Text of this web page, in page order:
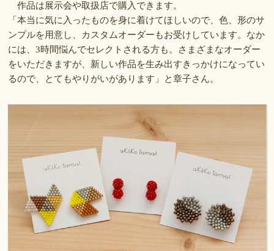
作品は展示会や取扱店で購入できます。
「本当に気に入ったものを身に着けてほしいので、色、形のサ
ンプルを用意し、カスタムオーダーもお受けしています。なか
には、3時間悩んでセレクトされる方も。さまざまなオーダー
をいただきますが、新しい作品を生み出すきっかけになってい
るので、とてもやりがいがあります」と章子さん。